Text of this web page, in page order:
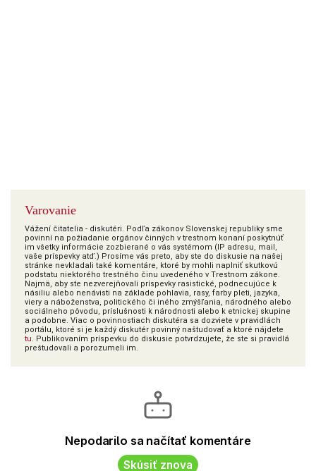
Varovanie
Vážení čitatelia - diskutéri. Podľa zákonov Slovenskej republiky sme
povinní na požiadanie orgánov činných v trestnom konaní poskytnúť
im všetky informácie zozbierané o vás systémom (IP adresu, mail,
vaše príspevky atď.) Prosíme vás preto, aby ste do diskusie na našej
stránke nevkladali také komentáre, ktoré by mohli naplniť skutkovú
podstatu niektorého trestného činu uvedeného v Trestnom zákone.
Najmä, aby ste nezverejňovali príspevky rasistické, podnecujúce k
násiliu alebo nenávisti na základe pohlavia, rasy, farby pleti, jazyka,
viery a náboženstva, politického či iného zmýšľania, národného alebo
sociálneho pôvodu, príslušnosti k národnosti alebo k etnickej skupine
a podobne. Viac o povinnostiach diskutéra sa dozviete v pravidlách
portálu, ktoré si je každý diskutér povinný naštudovať a ktoré nájdete
tu. Publikovaním príspevku do diskusie potvrdzujete, že ste si pravidlá
preštudovali a porozumeli im.